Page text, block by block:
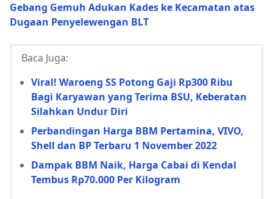
Gebang Gemuh Adukan Kades ke Kecamatan atas
Dugaan Penyelewengan BLT
Baca Juga:
Viral! Waroeng SS Potong Gaji Rp300 Ribu
Bagi Karyawan yang Terima BSU, Keberatan
Silahkan Undur Diri
Perbandingan Harga BBM Pertamina, VIVO,
Shell dan BP Terbaru 1 November 2022
Dampak BBM Naik, Harga Cabai di Kendal
Tembus Rp70.000 Per Kilogram